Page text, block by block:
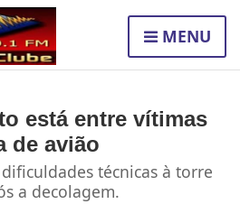
MENU
está entre vítimas
de avião
técnicas à torre
a decolagem.